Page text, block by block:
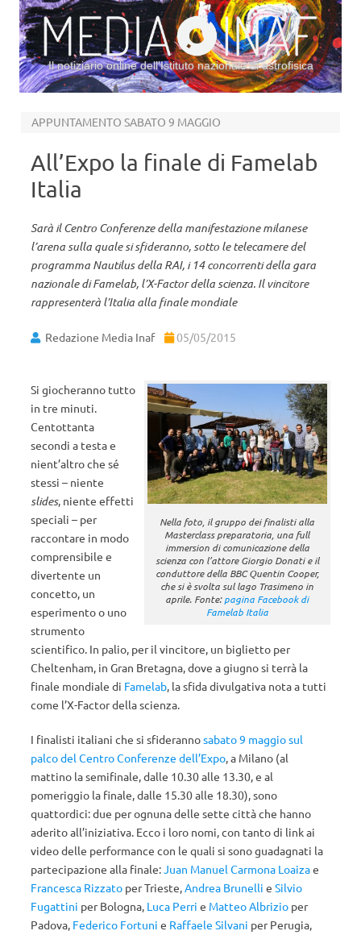
Il notiziario online dell’Istituto nazionale di astrofisica
APPUNTAMENTO SABATO 9 MAGGIO
All’Expo la finale di Famelab
Italia
Sarà il Centro Conferenze della manifestazione milanese
l’arena sulla quale si sfideranno, sotto le telecamere del
programma Nautilus della RAI, i 14 concorrenti della gara
nazionale di Famelab, l’X-Factor della scienza. Il vincitore
rappresenterà l’Italia alla finale mondiale
Redazione Media Inaf 05/05/2015
Nella foto, il gruppo dei finalisti alla
Masterclass preparatoria, una full
immersion di comunicazione della
scienza con l’attore Giorgio Donati e il
conduttore della BBC Quentin Cooper,
che si è svolta sul lago Trasimeno in
aprile. Fonte:pagina Facebook di
Famelab Italia
Si giocheranno tutto
in tre minuti.
Centottanta
secondi a testa e
nient’altro che sé
stessi – niente
slides, niente effetti
speciali – per
raccontare in modo
comprensibile e
divertente un
concetto, un
esperimento o uno
strumento
scientifico. In palio, per il vincitore, un biglietto per
Cheltenham, in Gran Bretagna, dove a giugno si terrà la
finale mondiale di Famelab, la sfida divulgativa nota a tutti
come l’X-Factor della scienza.
I finalisti italiani che si sfiderannosabato 9 maggio sul
palco del Centro Conferenze dell’Expo, a Milano (al
mattino la semifinale, dalle 10.30 alle 13.30, e al
pomeriggio la finale, dalle 15.30 alle 18.30), sono
quattordici: due per ognuna delle sette città che hanno
aderito all’iniziativa. Ecco i loro nomi, con tanto di link ai
video delle performance con le quali si sono guadagnati la
partecipazione alla finale:Juan Manuel Carmona Loaizae
Francesca Rizzato per Trieste,Andrea Brunelli e Silvio
Fugattini per Bologna, Luca Perri e Matteo Albrizio per
Padova, Federico Fortuni e Raffaele Silvani per Perugia,